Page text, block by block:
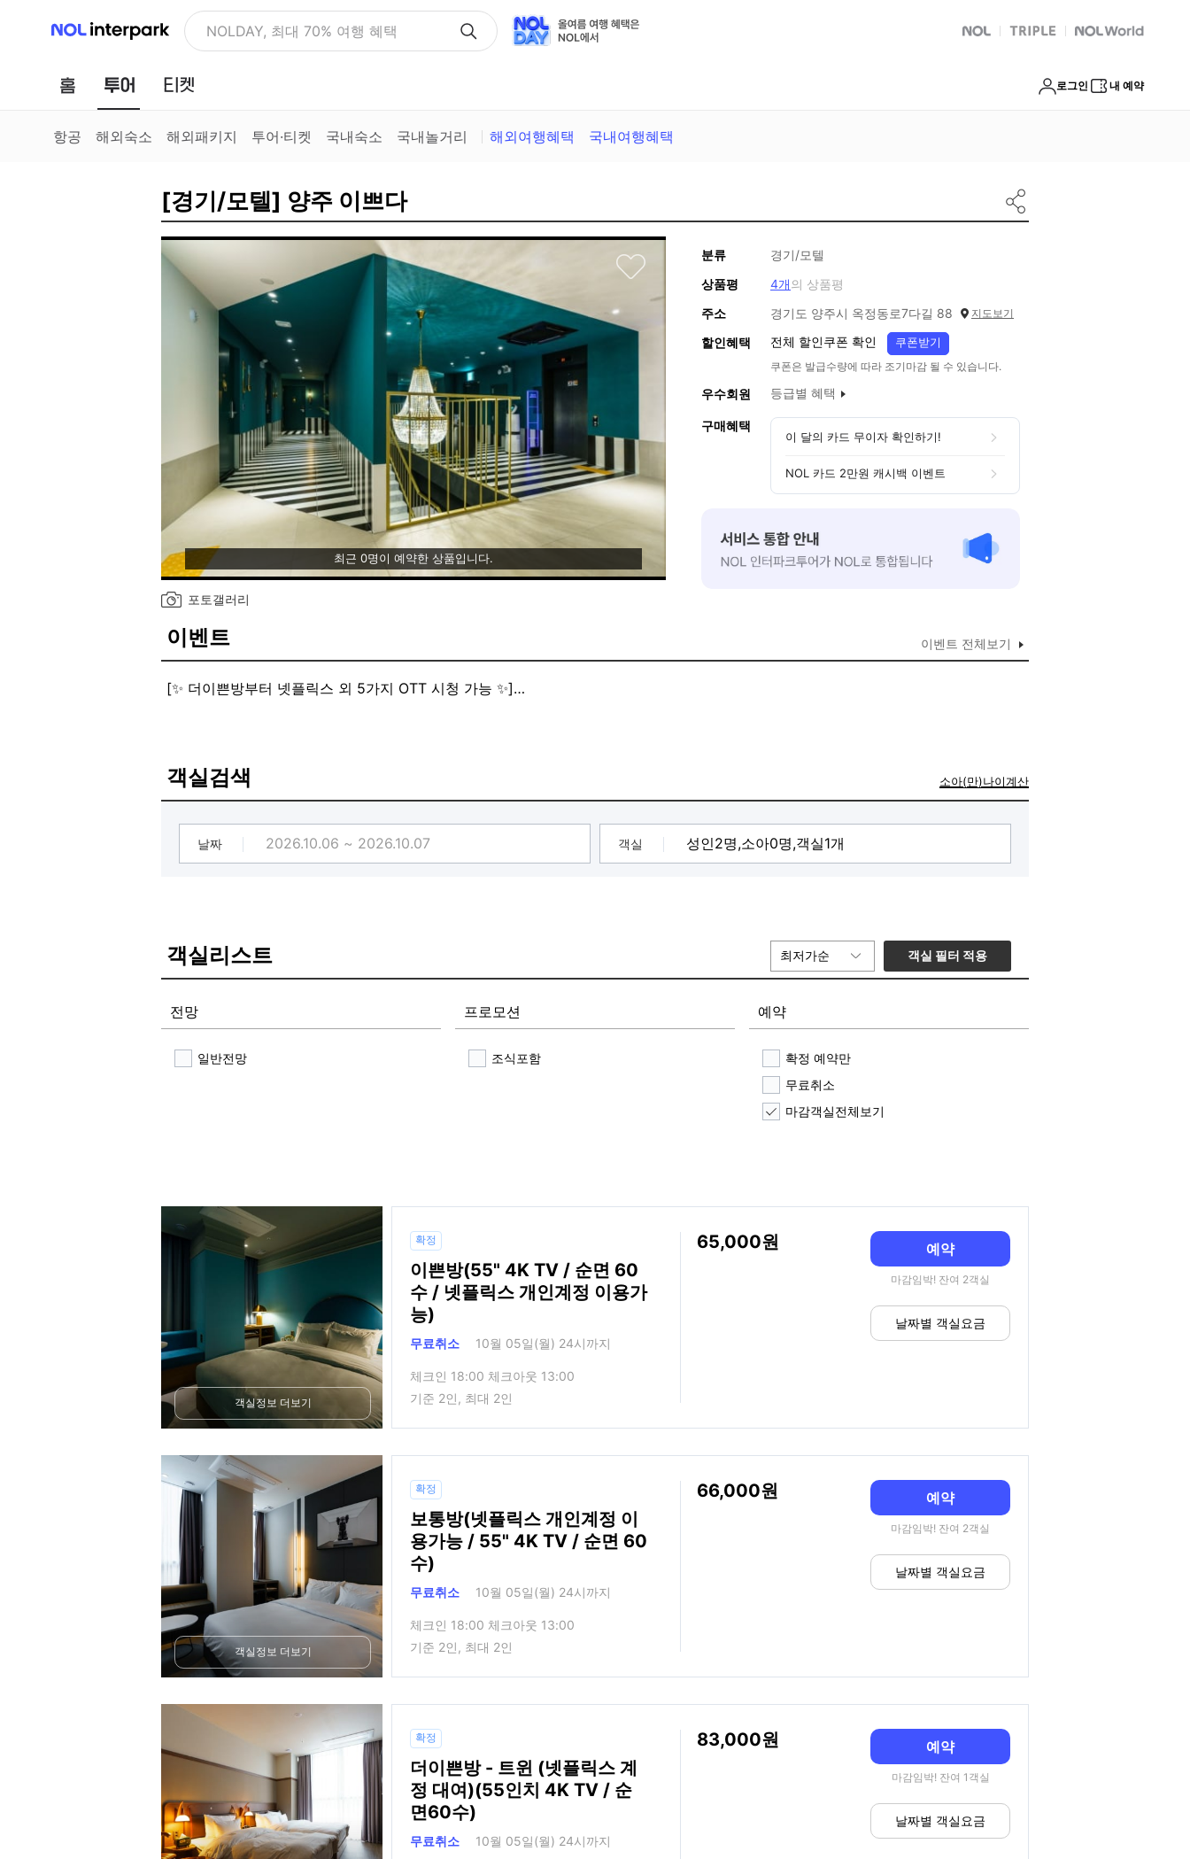
NOL 인터파크 NOLDAY, 최대 70% 여행 혜택 NOL 트리플 Global Interpark
홈 투어 로그인 내 예약
항공 해외숙소 해외패키지 투어·티켓 국내숙소 국내놀거리 해외여행혜택 국내여행혜택
[경기/모텔] 양주 이쁘다
최근 0명이 예약한 상품입니다.
포토갤러리
분류
경기/모텔
상품평
4개의 상품평
주소
경기도 양주시 옥정동로7다길 88 지도보기
할인혜택 전체 할인쿠폰 확인 쿠폰받기
쿠폰은 발급수량에 따라 조기마감 될 수 있습니다.
우수회원 등급별 혜택
구매혜택
이 달의 카드 무이자 확인하기!
NOL 카드 2만원 캐시백 이벤트
이벤트 이벤트 전체보기
[✨ 더이쁜방부터 넷플릭스 외 5가지 OTT 시청 가능 ✨]
1. 겨울철 이용도 문제 없는 따뜻한 난방시스템
2. 연인과 함께 즐기는 2인 바베큐
3. 친구 또는 가족과 함께 즐기는 4인 바베큐
[♡ 숙소 방역 ＆ 세스코 방역 철저 ♡ ]
♡ 숙소 방역 ＆ 세스코 방역 철저 ♡
[✨대실 운영 종료 및 숙박 빠른 체크인✨]
객실검색 소아(만)나이계산
날짜 객실
객실리스트 최저가순 객실 필터 적용
전망
일반전망
프로모션
조식포함
예약
확정 예약만
무료취소
마감객실전체보기
객실정보 더보기
확정
이쁜방(55" 4K TV / 순면 60
수 / 넷플릭스 개인계정 이용가
능)
무료취소 10월 05일(월) 24시까지
체크인 18:00 체크아웃 13:00
기준 2인, 최대 2인
65,000 예약
마감임박! 잔여 2객실
날짜별 객실요금
객실정보 더보기
확정
보통방(넷플릭스 개인계정 이
용가능 / 55" 4K TV / 순면 60
수)
무료취소 10월 05일(월) 24시까지
체크인 18:00 체크아웃 13:00
기준 2인, 최대 2인
66,000 예약
마감임박! 잔여 2객실
날짜별 객실요금
확정
더이쁜방 - 트윈 (넷플릭스 계
정 대여)(55인치 4K TV / 순
면60수)
무료취소 10월 05일(월) 24시까지
83,000 예약
마감임박! 잔여 1객실
날짜별 객실요금